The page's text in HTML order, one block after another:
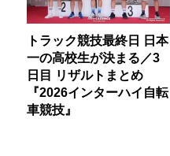
トラック競技最終日 日本
一の高校生が決まる／3
日目 リザルトまとめ
『2026インターハイ自転
車競技』